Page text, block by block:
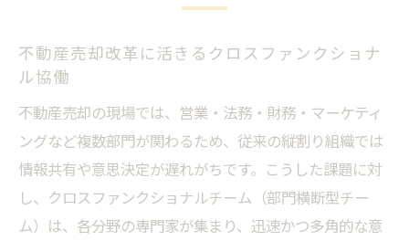
不動産売却改革に活きるクロスファンクショナ
ル協働
不動産売却の現場では、営業・法務・財務・マーケティ
ングなど複数部門が関わるため、従来の縦割り組織では
情報共有や意思決定が遅れがちです。こうした課題に対
し、クロスファンクショナルチーム（部門横断型チー
ム）は、各分野の専門家が集まり、迅速かつ多角的な意